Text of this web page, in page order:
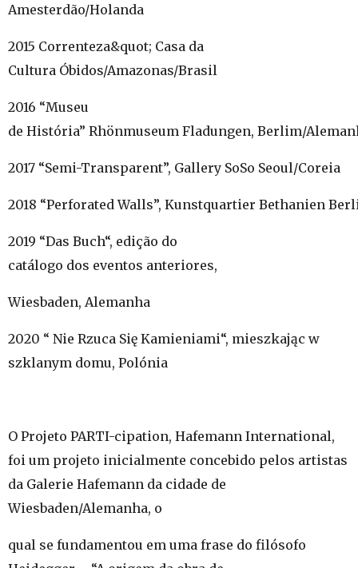
Amesterdão/Holanda
2015 Correnteza&quot; Casa da
Cultura Óbidos/Amazonas/Brasil
2016 “Museu
de História” Rhönmuseum Fladungen, Berlim/
2017 “Semi-Transparent”, Gallery SoSo Seoul/Coreia
2018 “Perforated Walls”, Kunstquartier Bethanien
2019 “Das Buch“, edição do
catálogo dos eventos anteriores,
Wiesbaden, Alemanha
2020 “ Nie Rzuca Się Kamieniami“, mieszkając w
szklanym domu, Polónia
O Projeto PARTI-cipation, Hafemann International,
foi um projeto inicialmente concebido pelos artistas
da Galerie Hafemann da cidade de
Wiesbaden/Alemanha, o
qual se fundamentou em uma frase do filósofo